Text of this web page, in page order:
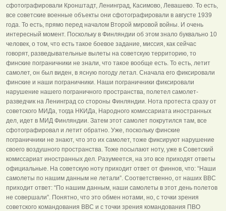
сфотографировали Кронштадт, Ленинград, Касимово, Левашево. То есть,
все советские военные объекты они сфотографировали в августе 1939
года. То есть, прямо перед началом Второй мировой войны. И очень
интересный момент. Поскольку в Финляндии об этом знало буквально 10
человек, о том, что есть такое боевое задание, миссия, как сейчас
говорят, разведывательные вылеты на советскую территорию, то
финские пограничники не знали, что такое вообще есть. То есть, летит
самолет, он был виден, в ясную погоду летал. Сначала его фиксировали
финские и наши пограничники. Наши пограничники фиксировали
нарушение нашего пограничного пространства, полетел самолет-
разведчик на Ленинград со стороны Финляндии. Нота протеста сразу от
советского МИДа, тогда НКИДа, Народного комиссариата иностранных
дел, идет в МИД Финляндии. Затем этот самолет покрутился там, все
сфотографировал и летит обратно. Уже, поскольку финские
пограничники не знают, что это их самолет, тоже фиксируют нарушение
своего воздушного пространства. Тоже посылают ноту, уже в Советский
комиссариат иностранных дел. Разумеется, на это все приходят ответы
официальные. На советскую ноту приходит ответ от финнов, что: “Наши
самолеты по нашим данным не летали”. Соответственно, от наших ВВС
приходит ответ: “По нашим данным, наши самолеты в этот день полетов
не совершали”. Понятно, что это обмен нотами, но, с точки зрения
советского командования ВВС и с точки зрения командования ПВО